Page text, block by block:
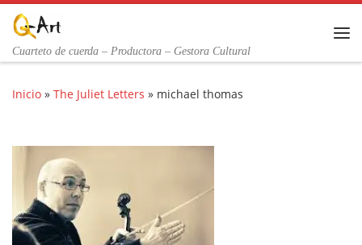
Saltar al contenido
Cuarteto de cuerda – Productora – Gestora Cultural
Inicio » The Juliet Letters » michael thomas